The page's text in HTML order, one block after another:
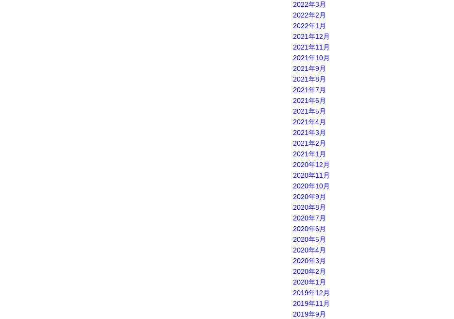
2022年3月
2022年2月
2022年1月
2021年12月
2021年11月
2021年10月
2021年9月
2021年8月
2021年7月
2021年6月
2021年5月
2021年4月
2021年3月
2021年2月
2021年1月
2020年12月
2020年11月
2020年10月
2020年9月
2020年8月
2020年7月
2020年6月
2020年5月
2020年4月
2020年3月
2020年2月
2020年1月
2019年12月
2019年11月
2019年9月